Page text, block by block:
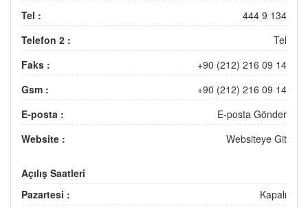
Tel :
444 9 134
Telefon 2 :
Tel
Faks :
+90 (212) 216 09 14
Gsm :
+90 (212) 216 09 14
E-posta :
E-posta Gönder
Website :
Websiteye Git
Açılış Saatleri
Pazartesi :
Kapalı